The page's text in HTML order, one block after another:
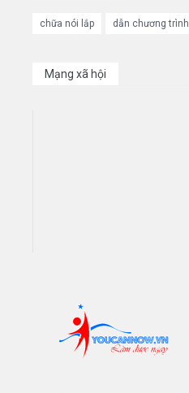
chữa nói lắp dẫn chương trình
Mạng xã hội